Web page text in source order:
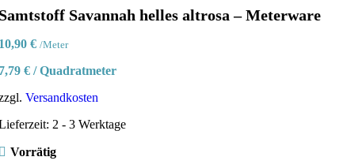
Savannah helles altrosa – Meterware
€ /Meter
€ /Quadratmeter
Versandkosten
2 - 3 Werktage
Vorrätig